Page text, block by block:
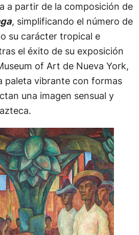
a partir de la composición de
, simplificando el número de
su carácter tropical e
el éxito de su exposición
of Art de Nueva York,
paleta vibrante con formas
una imagen sensual y